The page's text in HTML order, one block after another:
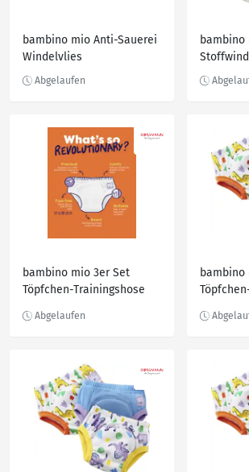
bambino mio Anti-Sauerei
Windelvlies
bambino
bambino mio 3er Set
Töpfchen-Trainingshose
bambino